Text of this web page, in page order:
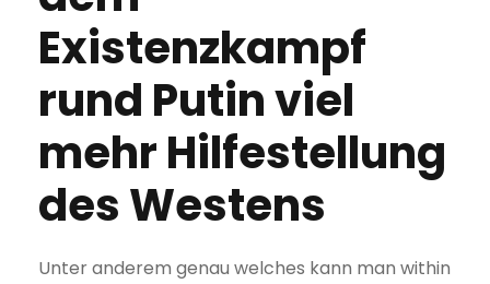
Existenzkampf
rund Putin viel
mehr Hilfestellung
des Westens
Unter anderem genau welches kann man within